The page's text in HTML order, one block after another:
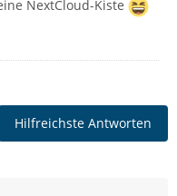
NextCloud-Kiste
Hilfreichste Antworten